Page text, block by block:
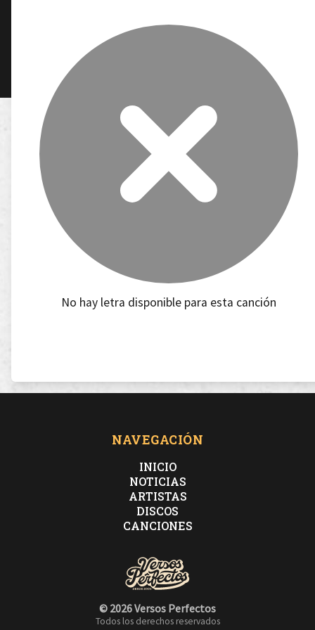
No hay letra disponible para esta canción
NAVEGACIÓN
INICIO
NOTICIAS
ARTISTAS
DISCOS
CANCIONES
© 2026 Versos Perfectos
Todos los derechos reservados